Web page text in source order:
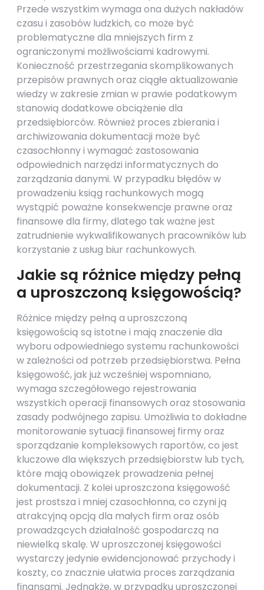
Przede wszystkim wymaga ona dużych nakładów
czasu i zasobów ludzkich, co może być
problematyczne dla mniejszych firm z
ograniczonymi możliwościami kadrowymi.
Konieczność przestrzegania skomplikowanych
przepisów prawnych oraz ciągłe aktualizowanie
wiedzy w zakresie zmian w prawie podatkowym
stanowią dodatkowe obciążenie dla
przedsiębiorców. Również proces zbierania i
archiwizowania dokumentacji może być
czasochłonny i wymagać zastosowania
odpowiednich narzędzi informatycznych do
zarządzania danymi. W przypadku błędów w
prowadzeniu ksiąg rachunkowych mogą
wystąpić poważne konsekwencje prawne oraz
finansowe dla firmy, dlatego tak ważne jest
zatrudnienie wykwalifikowanych pracowników lub
korzystanie z usług biur rachunkowych.
Jakie są różnice między pełną
a uproszczoną księgowością?
Różnice między pełną a uproszczoną
księgowością są istotne i mają znaczenie dla
wyboru odpowiedniego systemu rachunkowości
w zależności od potrzeb przedsiębiorstwa. Pełna
księgowość, jak już wcześniej wspomniano,
wymaga szczegółowego rejestrowania
wszystkich operacji finansowych oraz stosowania
zasady podwójnego zapisu. Umożliwia to dokładne
monitorowanie sytuacji finansowej firmy oraz
sporządzanie kompleksowych raportów, co jest
kluczowe dla większych przedsiębiorstw lub tych,
które mają obowiązek prowadzenia pełnej
dokumentacji. Z kolei uproszczona księgowość
jest prostsza i mniej czasochłonna, co czyni ją
atrakcyjną opcją dla małych firm oraz osób
prowadzących działalność gospodarczą na
niewielką skalę. W uproszczonej księgowości
wystarczy jedynie ewidencjonować przychody i
koszty, co znacznie ułatwia proces zarządzania
finansami. Jednakże, w przypadku uproszczonej